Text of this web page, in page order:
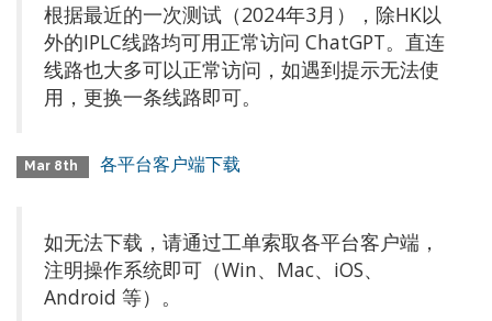
根据最近的一次测试（2024年3月），除HK以
外的IPLC线路均可用正常访问 ChatGPT。直连
线路也大多可以正常访问，如遇到提示无法使
用，更换一条线路即可。
Mar 8th 各平台客户端下载
如无法下载，请通过工单索取各平台客户端，
注明操作系统即可（Win、Mac、iOS、
Android 等）。